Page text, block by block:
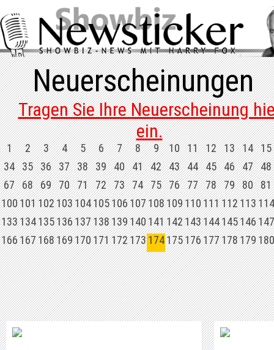
Neuerscheinungen
Tragen Sie Ihre Neuerscheinung
ein.
1 2 3 4 5 6 7 8 9 10 11 12 13 14 15
34 35 36 37 38 39 40 41 42 43 44 45 46 47 48
67 68 69 70 71 72 73 74 75 76 77 78 79 80 81
100101102103104105106107108109110111112113114
133134135136137138139140141142143144145146147
166167168169170171172173 174175176177178179180